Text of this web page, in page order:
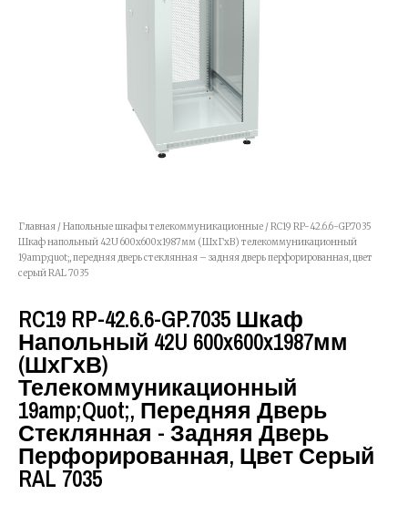
Главная /Напольные шкафы телекоммуникационные / RC19 RP-42.6.6-GP.7035
Шкаф напольный 42U 600x600x1987мм (ШхГхВ) телекоммуникационный
19amp;quot;, передняя дверь стеклянная – задняя дверь перфорированная, цвет
серый RAL 7035
RC19 RP-42.6.6-GP.7035 Шкаф
Напольный 42U 600x600x1987мм
(ШхГхВ)
Телекоммуникационный
19amp;quot;, Передняя Дверь
Стеклянная - Задняя Дверь
Перфорированная, Цвет Серый
RAL 7035